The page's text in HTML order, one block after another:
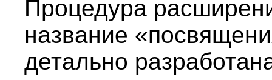
Процедура
название
детально